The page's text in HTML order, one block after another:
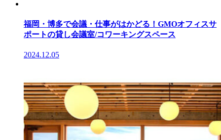
福岡・博多で会議・仕事がはかどる！GMOオフィスサ
ポートの貸し会議室/コワーキングスペース
2024.12.05